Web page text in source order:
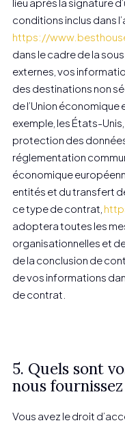
conditions inclus dans
https://
dans le cadre de la
externes, vos
des destinations non
de l’Union économique
exemple, les États-
protection des
réglementation
économique
entités et du transfert
ce type de contrat,
adoptera toutes les
organisationnelles et
de la conclusion de
de vos informations
de contrat.
5. Quels sont
nous
Vous avez le droit